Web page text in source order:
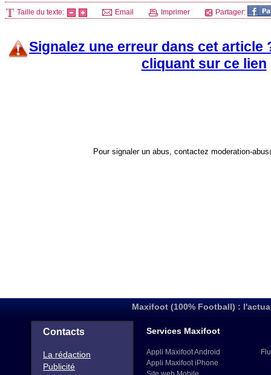
Taille du texte: Email Imprimer Partager:
Signalez une erreur dans cet article
cliquant sur ce lien
Pour signaler un abus, contactez moderation-
Maxifoot (100% Football) :
Contacts
La rédaction
Publicité
Services Maxifoot
Appli Maxifoot Android
Appli Maxifoot iPhone